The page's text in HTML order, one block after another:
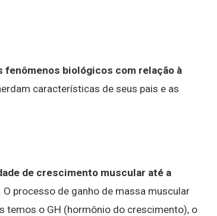
fenômenos biológicos com relação à
características de seus pais e as
de crescimento muscular até a
. O processo de ganho de massa muscular
temos o GH (hormônio do crescimento), o